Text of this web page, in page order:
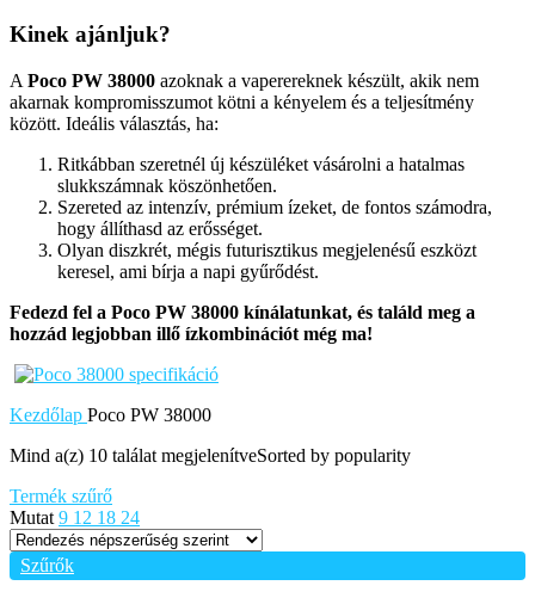
Kinek ajánljuk?
A Poco PW 38000 azoknak a vaperereknek készült, akik nem
akarnak kompromisszumot kötni a kényelem és a teljesítmény
között. Ideális választás, ha:
Ritkábban szeretnél új készüléket vásárolni a hatalmas
slukkszámnak köszönhetően.
Szereted az intenzív, prémium ízeket, de fontos számodra,
hogy állíthasd az erősséget.
Olyan diszkrét, mégis futurisztikus megjelenésű eszközt
keresel, ami bírja a napi gyűrődést.
Fedezd fel a Poco PW 38000 kínálatunkat, és találd meg a
hozzád legjobban illő ízkombinációt még ma!
Kezdőlap Poco PW 38000
Mind a(z) 10 találat megjelenítveSorted by popularity
Termék szűrő
Mutat 9 12 18 24
Szűrők